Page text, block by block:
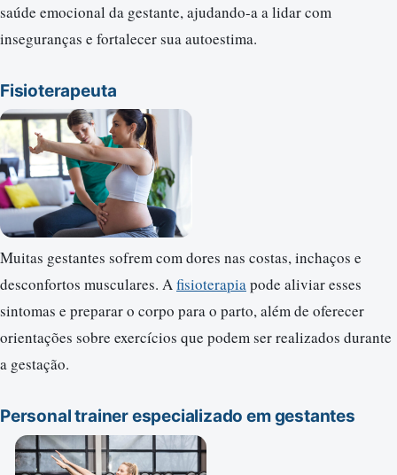
saúde emocional da gestante, ajudando-a a lidar com
inseguranças e fortalecer sua autoestima.
Fisioterapeuta
Muitas gestantes sofrem com dores nas costas, inchaços e
desconfortos musculares. Afisioterapiapode aliviar esses
sintomas e preparar o corpo para o parto, além de oferecer
orientações sobre exercícios que podem ser realizados durante
a gestação.
Personal trainer especializado em gestantes